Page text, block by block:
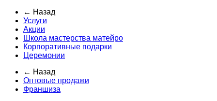
← Назад
Услуги
Акции
Школа мастерства матейро
Корпоративные подарки
Церемонии
← Назад
Оптовые продажи
Франшиза